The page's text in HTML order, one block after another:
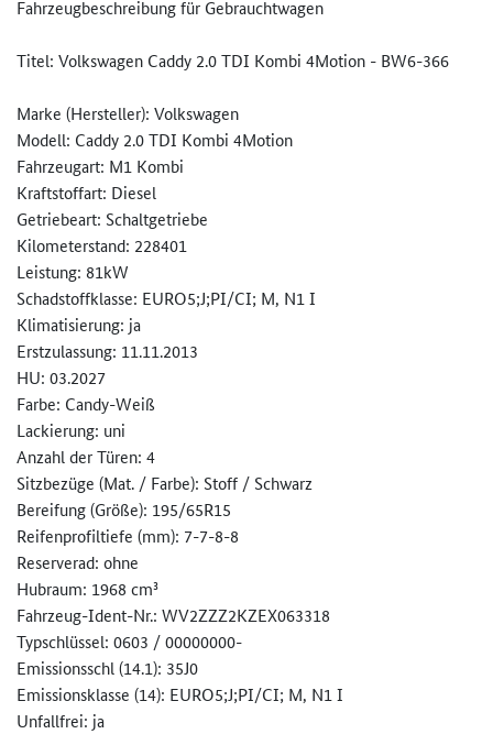
Fahrzeugbeschreibung für Gebrauchtwagen
Titel: Volkswagen Caddy 2.0 TDI Kombi 4Motion - BW6-366
Marke (Hersteller): Volkswagen
Modell: Caddy 2.0 TDI Kombi 4Motion
Fahrzeugart: M1 Kombi
Kraftstoffart: Diesel
Getriebeart: Schaltgetriebe
Kilometerstand: 228401
Leistung: 81kW
Schadstoffklasse: EURO5;J;PI/CI; M, N1 I
Klimatisierung: ja
Erstzulassung: 11.11.2013
HU: 03.2027
Farbe: Candy-Weiß
Lackierung: uni
Anzahl der Türen: 4
Sitzbezüge (Mat. / Farbe): Stoff / Schwarz
Bereifung (Größe): 195/65R15
Reifenprofiltiefe (mm): 7-7-8-8
Reserverad: ohne
Hubraum: 1968 cm³
Fahrzeug-Ident-Nr.: WV2ZZZ2KZEX063318
Typschlüssel: 0603 / 00000000-
Emissionsschl (14.1): 35J0
Emissionsklasse (14): EURO5;J;PI/CI; M, N1 I
Unfallfrei: ja